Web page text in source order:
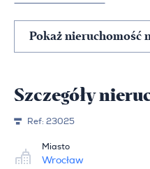
Pokaż nieruchomość
Szczegóły
Ref: 23025
Miasto
Wrocław